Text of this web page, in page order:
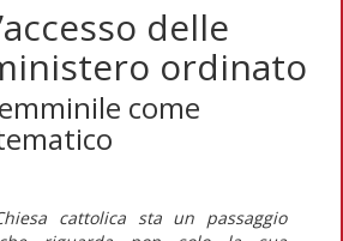
delle
ordinato
come
cattolica sta un passaggio